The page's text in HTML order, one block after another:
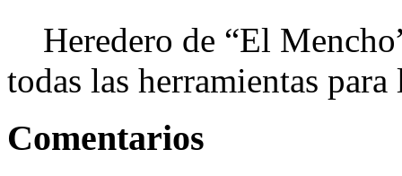
Heredero de “El
todas las herramientas
Comentarios